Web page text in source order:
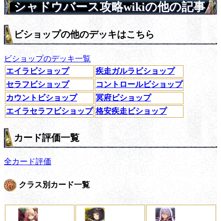
シャドウバース攻略wikiの他の記事
ビショップの他のデッキはこちら
ビショップのデッキ一覧
エイラビショップ
疾走ガルラビショップ
セラフビショップ
コントロールビショップ
カウントビショップ
冥府ビショップ
エイラセラフビショップ 格安疾走ビショップ
カード評価一覧
全カード評価
クラス別カード一覧